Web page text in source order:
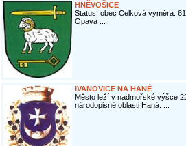
HNĚVOŠICE
Status: obec Celková výměra:
Opava ...
IVANOVICE NA HANÉ
Město leží v nadmořské výšce
národopisné oblasti Haná. ...